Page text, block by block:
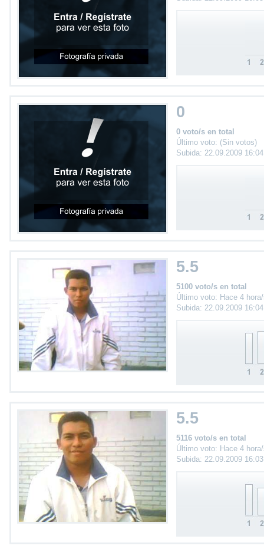
0
0 voto/s en total
Último voto: (Sin votos)
Subida: 22.09.2009
5.5
5100 voto/s en total
Último voto: Hace 4
Subida: 22.09.2009
5.5
5116 voto/s en total
Último voto: Hace 4
Subida: 22.09.2009